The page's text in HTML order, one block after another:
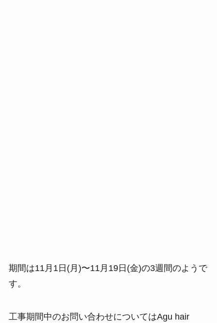
期間は11月1日(月)〜11月19日(金)の3週間のようで
す。
工事期間中のお問い合わせについてはAgu hair